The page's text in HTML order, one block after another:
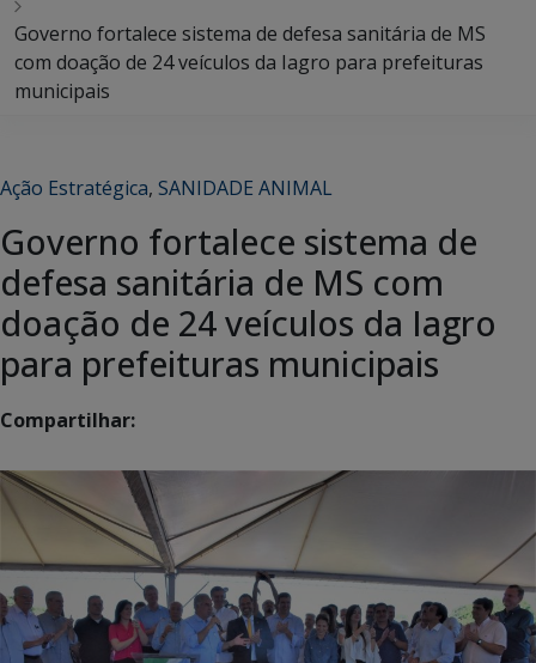
Governo fortalece sistema de defesa sanitária de MS
com doação de 24 veículos da Iagro para prefeituras
municipais
Ação Estratégica, SANIDADE ANIMAL
Governo fortalece sistema de
defesa sanitária de MS com
doação de 24 veículos da Iagro
para prefeituras municipais
Compartilhar: